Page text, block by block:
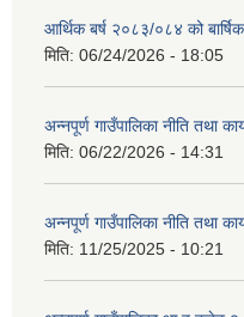
आर्थिक बर्ष २०८३/०८४ को
मिति: 06/24/2026 - 18:05
अन्नपूर्ण गाउँपालिका नीति तथा
मिति: 06/22/2026 - 14:31
अन्नपूर्ण गाउँपालिका नीति तथा
मिति: 11/25/2025 - 10:21